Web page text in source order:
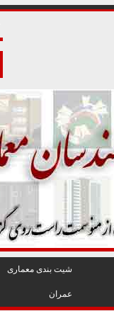
شيت بندی معماری
عمران